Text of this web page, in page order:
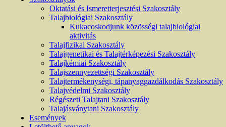
Oktatási és Ismeretterjesztési Szakosztály
Talajbiológiai Szakosztály
Kukacoskodjunk közösségi talajbiológiai
aktivitás
Talajfizikai Szakosztály
Talajgenetikai és Talajtérképezési Szakosztály
Talajkémiai Szakosztály
Talajszennyezettségi Szakosztály
Talajtermékenységi, tápanyaggazdálkodás Szakosztály
Talajvédelmi Szakosztály
Régészeti Talajtani Szakosztály
Talajásványtani Szakosztály
Események